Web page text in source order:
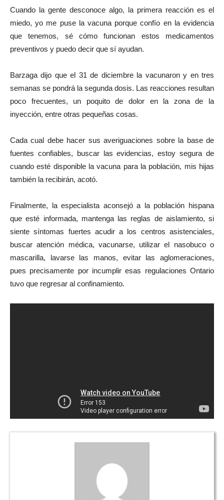
Cuando la gente desconoce algo, la primera reacción es el
miedo, yo me puse la vacuna porque confío en la evidencia
que tenemos, sé cómo funcionan estos medicamentos
preventivos y puedo decir que sí ayudan.
Barzaga dijo que el 31 de diciembre la vacunaron y en tres
semanas se pondrá la segunda dosis. Las reacciones resultan
poco frecuentes, un poquito de dolor en la zona de la
inyección, entre otras pequeñas cosas.
Cada cual debe hacer sus averiguaciones sobre la base de
fuentes confiables, buscar las evidencias, estoy segura de
cuando esté disponible la vacuna para la población, mis hijas
también la recibirán, acotó.
Finalmente, la especialista aconsejó a la población hispana
que esté informada, mantenga las reglas de aislamiento, si
siente síntomas fuertes acudir a los centros asistenciales,
buscar atención médica, vacunarse, utilizar el nasobuco o
mascarilla, lavarse las manos, evitar las aglomeraciones,
pues precisamente por incumplir esas regulaciones Ontario
tuvo que regresar al confinamiento.